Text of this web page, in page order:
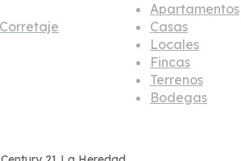
Apartamentos
Casas
Locales
Fincas
Terrenos
Bodegas